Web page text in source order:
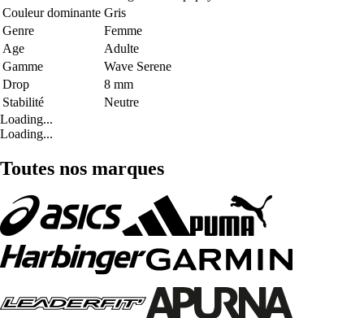
Couleur dominante Gris
Genre
Femme
Age
Adulte
Gamme
Wave Serene
Drop
8 mm
Stabilité
Neutre
Loading...
Loading...
Toutes nos marques